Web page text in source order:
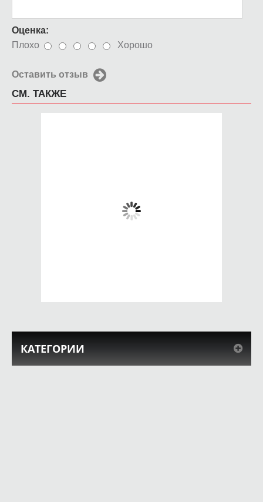
Оценка:
Плохо
Хорошо
Оставить отзыв
СМ. ТАКЖЕ
КАТЕГОРИИ